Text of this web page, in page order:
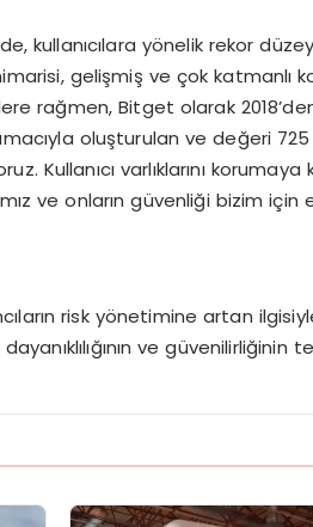
kullanıcılara yönelik rekor
gelişmiş ve çok katmanlı
rağmen, Bitget olarak
amacıyla oluşturulan ve değeri
Kullanıcı varlıklarını
ve onların güvenliği bizim
risk yönetimine artan
ve